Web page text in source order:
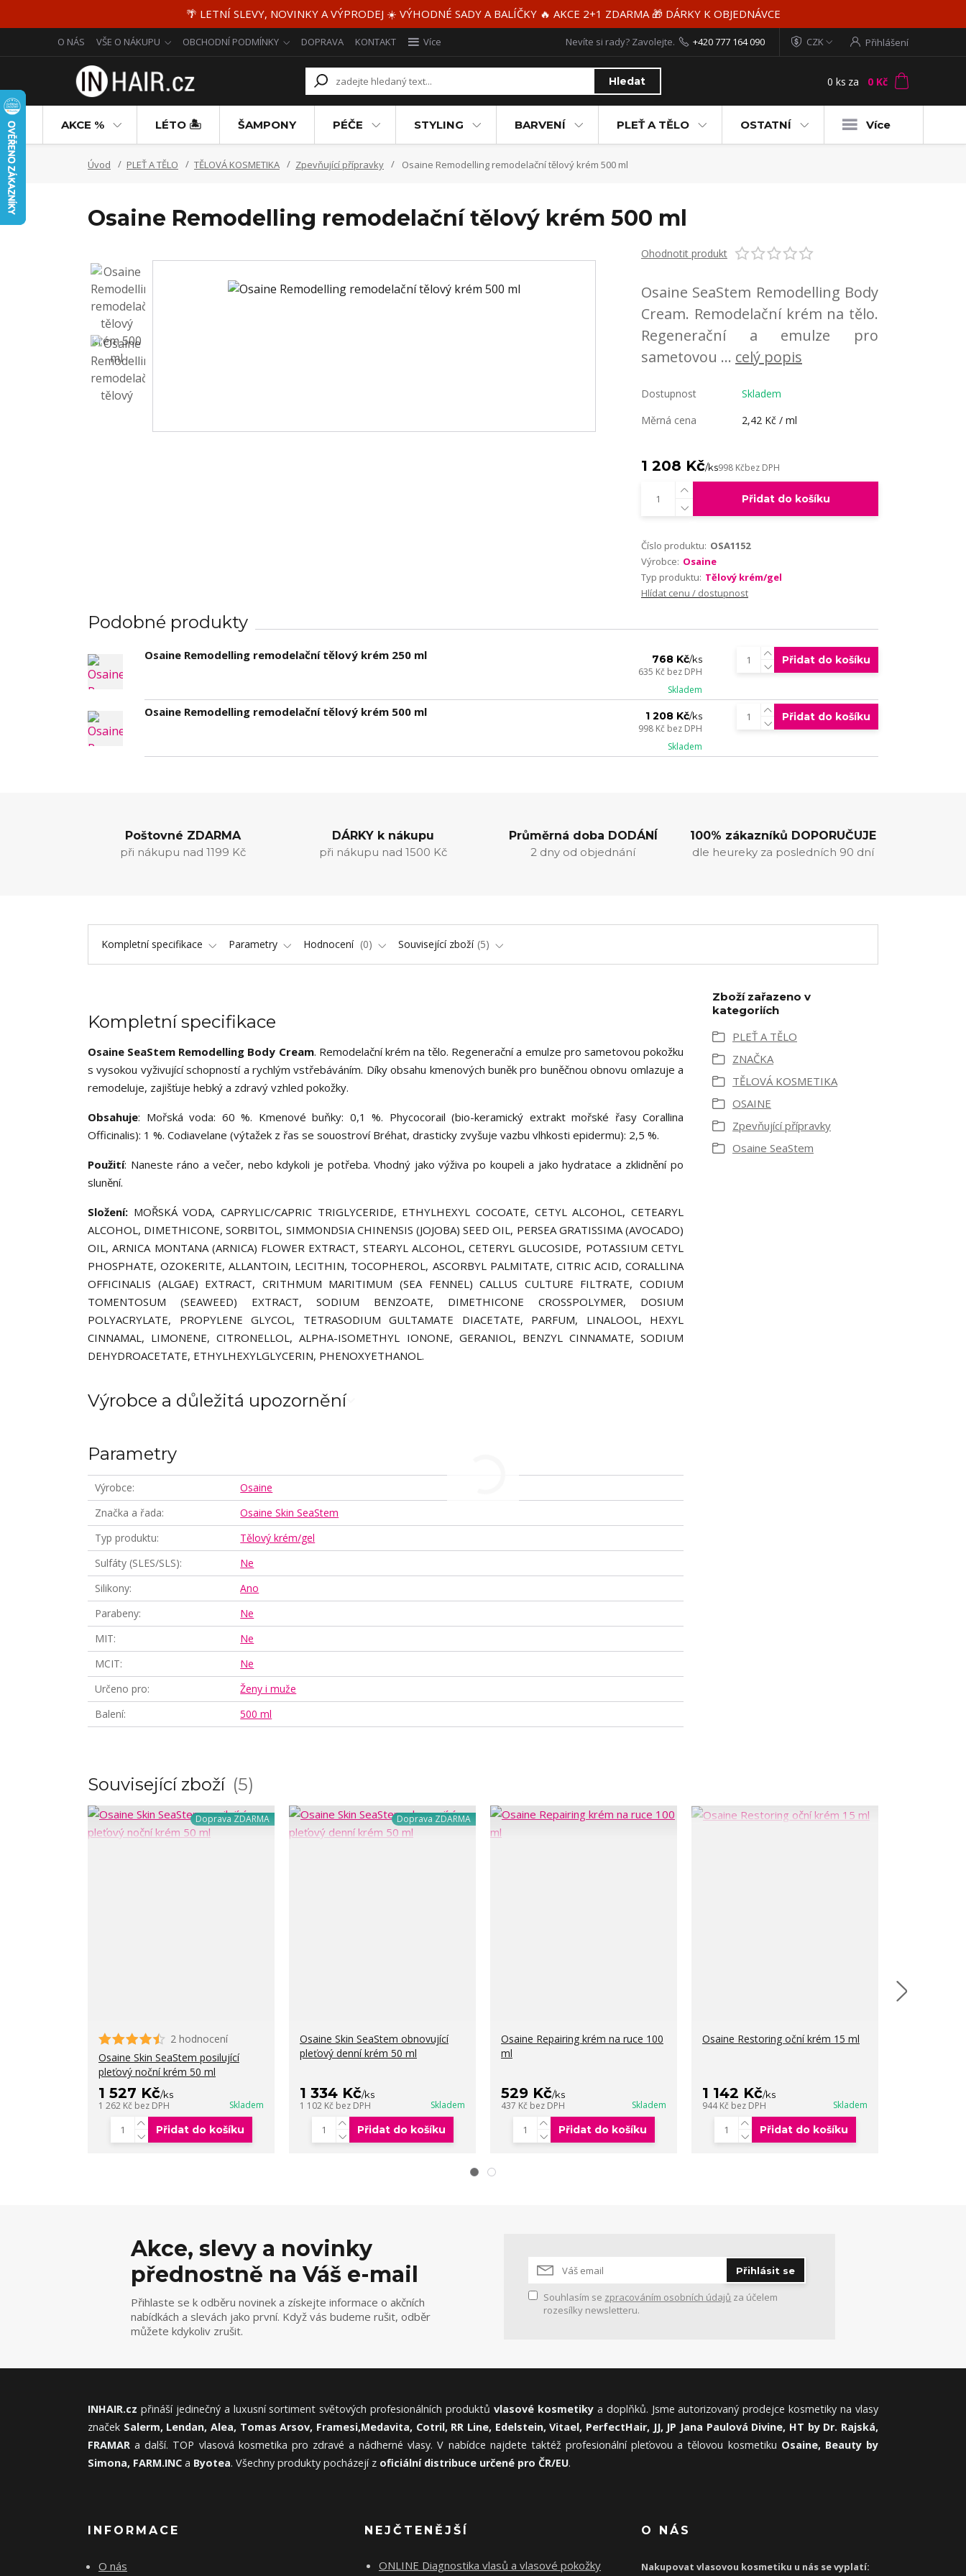
🌴 LETNÍ SLEVY, NOVINKY A VÝPRODEJ ☀️ VÝHODNÉ SADY A BALÍČKY 🔥 AKCE 2+1 ZDARMA 🎁 DÁRKY K OBJEDNÁVCE
O NÁS VŠE O NÁKUPU OBCHODNÍ PODMÍNKY DOPRAVA KONTAKT Více CZK Přihlášení
Hledat
Nevíte si rady? Zavolejte. +420 777 164 090
0 ks za 0 Kč
AKCE % LÉTO 🏝️ ŠAMPONY PÉČE STYLING BARVENÍ PLEŤ A TĚLO OSTATNÍ Více
Úvod PLEŤ A TĚLO TĚLOVÁ KOSMETIKA Zpevňující přípravky Osaine Remodelling remodelační tělový krém 500 ml
Osaine Remodelling remodelační tělový krém 500 ml
Ohodnotit produkt
Osaine SeaStem Remodelling Body
Cream. Remodelační krém na tělo.
Regenerační a emulze pro
sametovou ... celý popis
Dostupnost
Skladem
Měrná cena
2,42 Kč / ml
1 208 Kč/ks998 Kčbez DPH
Přidat do košíku
Číslo produktu: OSA1152
Výrobce: Osaine
Typ produktu: Tělový krém/gel
Hlídat cenu / dostupnost
Podobné produkty
Osaine Remodelling remodelační tělový krém 250 ml 768 Kč/ks
635 Kč bez DPH
Skladem
Přidat do košíku
Osaine Remodelling remodelační tělový krém 500 ml 1 208 Kč/ks
998 Kč bez DPH
Skladem
Přidat do košíku
Poštovné ZDARMA
při nákupu nad 1199 Kč
DÁRKY k nákupu
při nákupu nad 1500 Kč
Průměrná doba DODÁNÍ
2 dny od objednání
100% zákazníků DOPORUČUJE
dle heureky za posledních 90 dní
Kompletní specifikace Parametry Hodnocení 0 Související zboží 5
Kompletní specifikace
Osaine SeaStem Remodelling Body Cream. Remodelační krém na tělo. Regenerační a emulze pro sametovou pokožku
s vysokou vyživující schopností a rychlým vstřebáváním. Díky obsahu kmenových buněk pro buněčnou obnovu omlazuje a
remodeluje, zajišťuje hebký a zdravý vzhled pokožky.
Obsahuje: Mořská voda: 60 %. Kmenové buňky: 0,1 %. Phycocorail (bio-keramický extrakt mořské řasy Corallina
Officinalis): 1 %. Codiavelane (výtažek z řas se souostroví Bréhat, drasticky zvyšuje vazbu vlhkosti epidermu): 2,5 %.
Použití: Naneste ráno a večer, nebo kdykoli je potřeba. Vhodný jako výživa po koupeli a jako hydratace a zklidnění po
slunění.
Složení: MOŘSKÁ VODA, CAPRYLIC/CAPRIC TRIGLYCERIDE, ETHYLHEXYL COCOATE, CETYL ALCOHOL, CETEARYL
ALCOHOL, DIMETHICONE, SORBITOL, SIMMONDSIA CHINENSIS (JOJOBA) SEED OIL, PERSEA GRATISSIMA (AVOCADO)
OIL, ARNICA MONTANA (ARNICA) FLOWER EXTRACT, STEARYL ALCOHOL, CETERYL GLUCOSIDE, POTASSIUM CETYL
PHOSPHATE, OZOKERITE, ALLANTOIN, LECITHIN, TOCOPHEROL, ASCORBYL PALMITATE, CITRIC ACID, CORALLINA
OFFICINALIS (ALGAE) EXTRACT, CRITHMUM MARITIMUM (SEA FENNEL) CALLUS CULTURE FILTRATE, CODIUM
TOMENTOSUM (SEAWEED) EXTRACT, SODIUM BENZOATE, DIMETHICONE CROSSPOLYMER, DOSIUM
POLYACRYLATE, PROPYLENE GLYCOL, TETRASODIUM GULTAMATE DIACETATE, PARFUM, LINALOOL, HEXYL
CINNAMAL, LIMONENE, CITRONELLOL, ALPHA-ISOMETHYL IONONE, GERANIOL, BENZYL CINNAMATE, SODIUM
DEHYDROACETATE, ETHYLHEXYLGLYCERIN, PHENOXYETHANOL.
Výrobce a důležitá upozornění
Parametry
Výrobce
Osaine
Značka a řada
Osaine Skin SeaStem
Typ produktu
Tělový krém/gel
Sulfáty (SLES/SLS)
Ne
Silikony
Ano
Parabeny
Ne
MIT
Ne
MCIT
Ne
Určeno pro
Ženy i muže
Balení
500 ml
Zboží zařazeno v
kategoriích
PLEŤ A TĚLO
ZNAČKA
TĚLOVÁ KOSMETIKA
OSAINE
Zpevňující přípravky
Osaine SeaStem
Související zboží 5
Doprava ZDARMA
2 hodnocení
Osaine Skin SeaStem posilující
pleťový noční krém 50 ml
1 527 Kč/ks
1 262 Kč bez DPH Skladem
Přidat do košíku
Doprava ZDARMA
Osaine Skin SeaStem obnovující
pleťový denní krém 50 ml
1 334 Kč/ks
1 102 Kč bez DPH Skladem
Přidat do košíku
Osaine Repairing krém na ruce 100
ml
529 Kč/ks
437 Kč bez DPH Skladem
Přidat do košíku
Osaine Restoring oční krém 15 ml
1 142 Kč/ks
944 Kč bez DPH Skladem
Přidat do košíku
Akce, slevy a novinky
přednostně na Váš e-mail
Přihlaste se k odběru novinek a získejte informace o akčních
nabídkách a slevách jako první. Když vás budeme rušit, odběr
můžete kdykoliv zrušit.
Přihlásit se
Souhlasím se zpracováním osobních údajů za účelem
rozesílky newsletteru.
INHAIR.cz přináší jedinečný a luxusní sortiment světových profesionálních produktů vlasové kosmetikya doplňků. Jsme autorizovaný prodejce kosmetiky na vlasy
značek Salerm, Lendan, Alea, Tomas Arsov, Framesi,Medavita, Cotril, RR Line, Edelstein, Vitael, PerfectHair, JJ, JP Jana Paulová Divine, HT by Dr. Rajská,
FRAMAR a další. TOP vlasová kosmetika pro zdravé a nádherné vlasy. V nabídce najdete taktéž profesionální pleťovou a tělovou kosmetiku Osaine, Beauty by
Simona, FARM.INC a Byotea. Všechny produkty pocházejí z oficiální distribuce určené pro ČR/EU.
INFORMACE
O nás
NEJČTENĚJŠÍ
ONLINE Diagnostika vlasů a vlasové pokožky
O NÁS
Nakupovat vlasovou kosmetiku u nás se vyplatí: